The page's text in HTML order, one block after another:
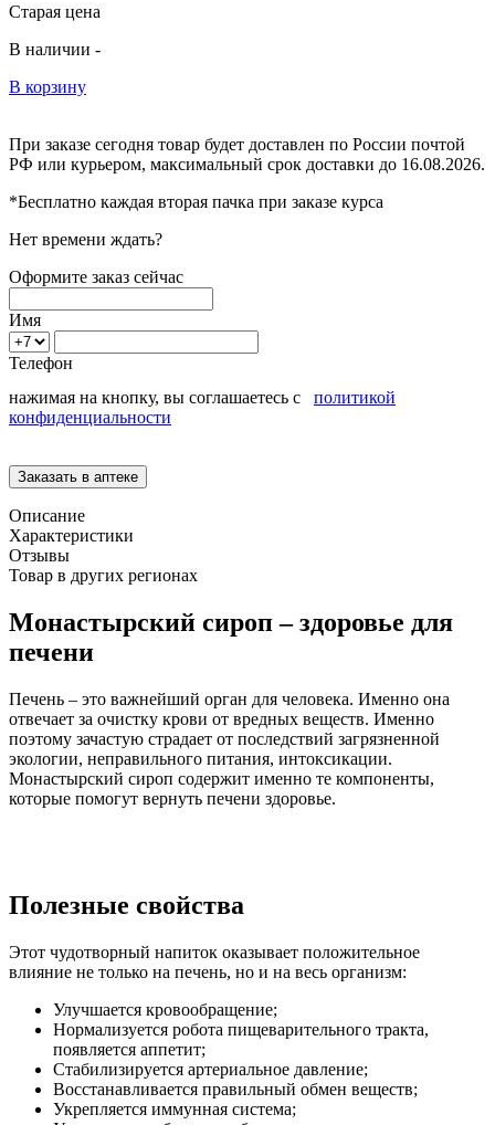
Старая цена
В наличии -
В корзину
При заказе сегодня товар будет доставлен по России почтой
РФ или курьером, максимальный срок доставки до 16.08.2026.
*Бесплатно каждая вторая пачка при заказе курса
Нет времени ждать?
Оформите заказ сейчас
Имя
Телефон
нажимая на кнопку, вы соглашаетесь с политикой
конфиденциальности
Описание
Характеристики
Отзывы
Товар в других регионах
Монастырский сироп – здоровье для
печени
Печень – это важнейший орган для человека. Именно она
отвечает за очистку крови от вредных веществ. Именно
поэтому зачастую страдает от последствий загрязненной
экологии, неправильного питания, интоксикации.
Монастырский сироп содержит именно те компоненты,
которые помогут вернуть печени здоровье.
Полезные свойства
Этот чудотворный напиток оказывает положительное
влияние не только на печень, но и на весь организм:
Улучшается кровообращение;
Нормализуется робота пищеварительного тракта,
появляется аппетит;
Стабилизируется артериальное давление;
Восстанавливается правильный обмен веществ;
Укрепляется иммунная система;